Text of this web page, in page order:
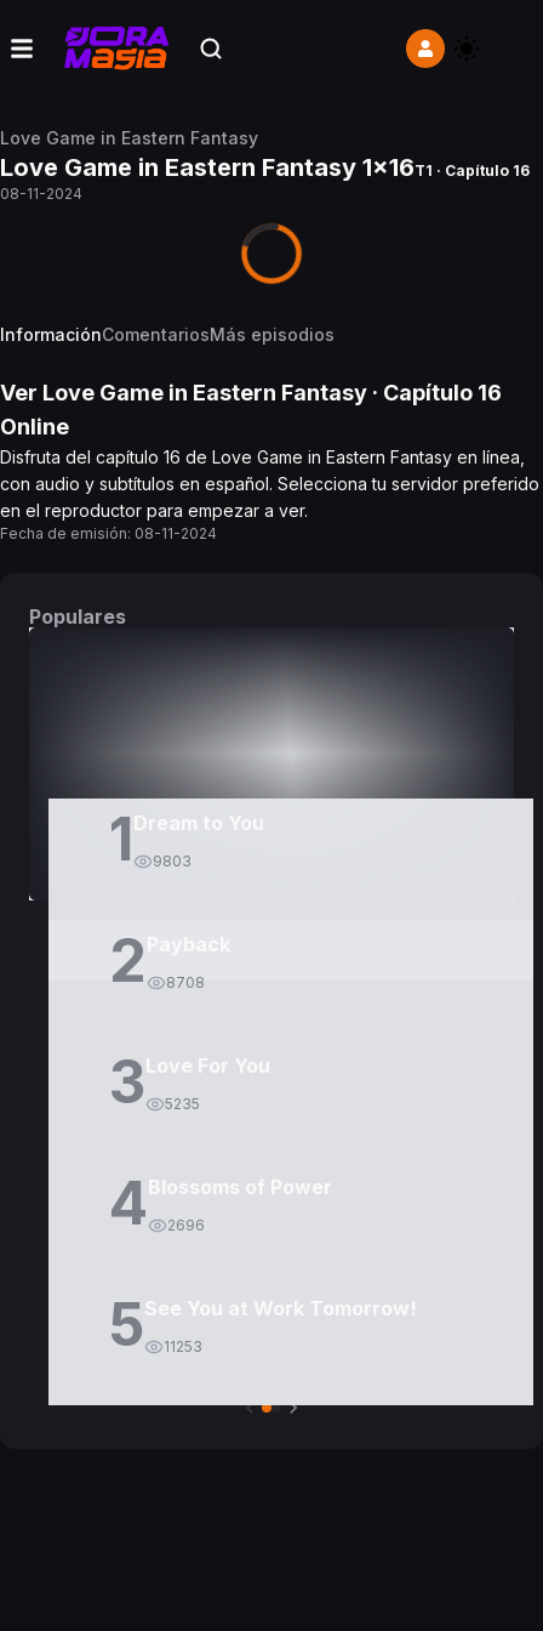
Love Game in Eastern Fantasy
Love Game in Eastern Fantasy 1x16T1 · Capítulo 16
08-11-2024
InformaciónComentariosMás episodios
Ver Love Game in Eastern Fantasy · Capítulo 16
Online
Disfruta del capítulo 16 de Love Game in Eastern Fantasy en línea,
con audio y subtítulos en español. Selecciona tu servidor preferido
en el reproductor para empezar a ver.
Fecha de emisión: 08-11-2024
Populares
1 Dream to You
9803
2 8708
3Love For You
5235
4Blossoms of Power
2696
5See You at Work Tomorrow!
11253